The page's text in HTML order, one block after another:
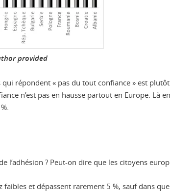
provided
répondent « pas du tout confiance » est
n’est pas en hausse partout en Europe. Là
l’adhésion ? Peut-on dire que les citoyens
faibles et dépassent rarement 5 %, sauf dans